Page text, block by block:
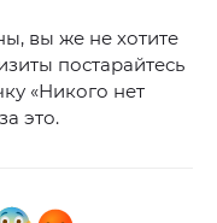
вы же не хотите
постарайтесь
«Никого нет
это.